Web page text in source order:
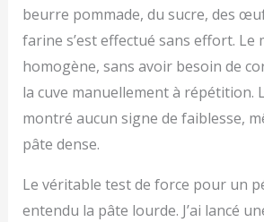
beurre pommade, du sucre, des
farine s’est effectué sans effort. Le
homogène, sans avoir besoin de
la cuve manuellement à répétition.
montré aucun signe de faiblesse,
pâte dense.
Le véritable test de force pour un
entendu la pâte lourde. J’ai lancé